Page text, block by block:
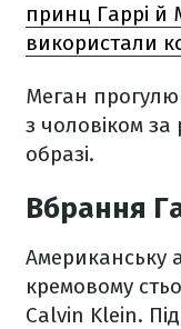
принц Гаррі й
використали
Меган
з чоловіком
образі.
Вбрання
Американську
кремовому
Calvin Klein.